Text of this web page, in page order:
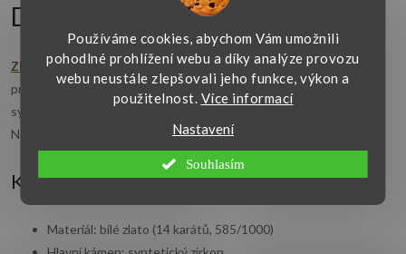
Používáme cookies, abychom Vám umožnili
pohodlné prohlížení webu a díky analýze provozu
webu neustále zlepšovali jeho funkce, výkon a
použitelnost. Více informací
Nastavení
Souhlasím
Detailní popis produktu
Zlaté náušnicese šroubkovým uzávěrem jsou ideálním doplňkem
pro každodenní nošení i speciální příležitosti. Hlavním kamenem je
synt. zirkon, který přidává šperku zářivý lesk a sofistikovaný vzhled.
Náušnice mají čtvercový tvar, což je moderní a stylový design.
Klíčové vlastnosti:
Materiál: bílé zlato (14 karátů, 585/1000)